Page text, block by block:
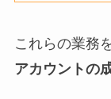
これらの業務
アカウントの